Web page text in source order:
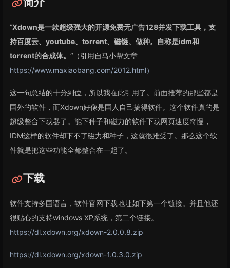
”Xdown是一款超级强大的开源免费无广告128并发下载工具，支
持百度云、youtube、torrent、磁链、做种。自称是idm和
torrent的合成体。 “（引用自马小帮文章
https://www.maxiaobang.com/2012.html）
这一句总结的十分到位，所以我在此引用了。前面推荐的那些都是
国外的软件，而Xdown好像是国人自己搞得软件。这个软件真的是
超级整合下载器了。能下种子和磁力的软件下载网页速度奇慢，
IDM这样的软件却下不了磁力和种子，这就很难受了。那么这个软
件就是把这些功能全都整合在一起了。
下载
软件支持多国语言，软件官网下载地址如下第一个链接。并且他还
很贴心的支持windows XP系统，第二个链接。
https://dl.xdown.org/xdown-2.0.0.8.zip
https://dl.xdown.org/xdown-1.0.3.0.zip